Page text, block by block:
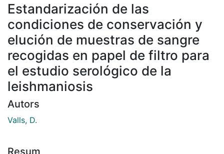
Estandarización de las
condiciones de conservación y
elución de muestras de sangre
recogidas en papel de filtro para
el estudio serológico de la
leishmaniosis
Autors
Valls, D.
Resum